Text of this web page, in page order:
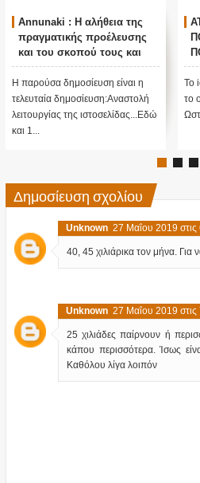
ΑΤΛΑΝΤΙΔΑ, ΠΑΓΚΟΣΜΙΟΙ
ΠΟΛΕΜΟΙ ΚΑΙ ΑΛΛΑΓΗ
ΠΟΛΩΝ - Τρομακτικές
προβλέψεις του Edgar
Cayce (Video)
Το iokh.gr δημοσιεύει κάθε σχόλιο
το οποίο είναι σχετικό με το θέμα.
Ωστόσο, αυτό δεν σημαίνει ότι...
Δημοσίευση σχολίου
Unknown 27 Μαΐου 2019
40, 45 χιλιάρικα τον μήνα. Για να
Unknown 27 Μαΐου 2019
25 χιλιάδες παίρνουν ή
κάπου περισσότερα. Ίσως
Καθόλου λίγα λοιπόν